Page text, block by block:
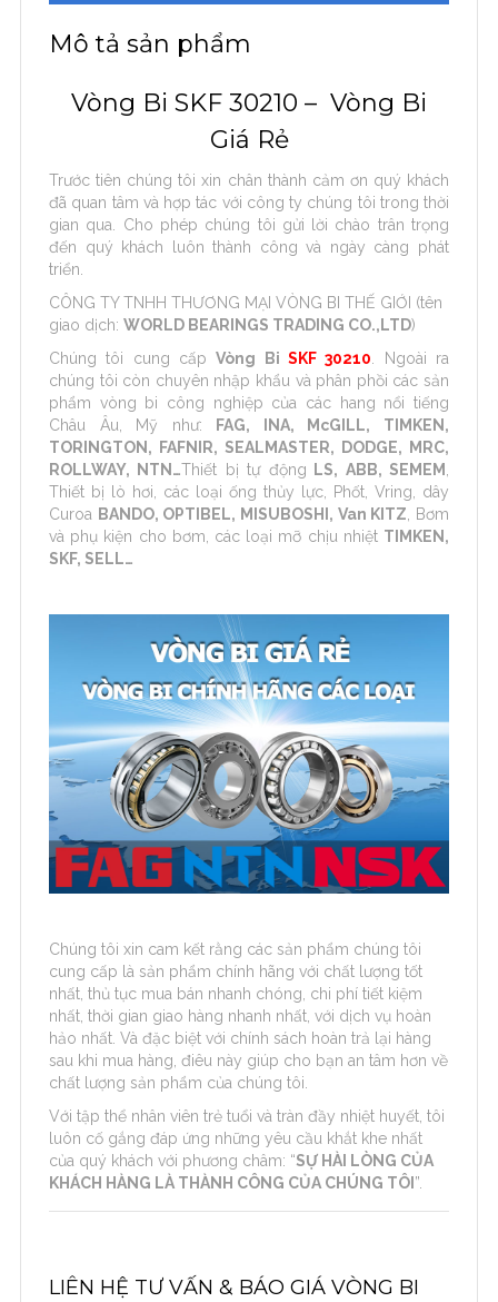
Mô tả sản phẩm
Vòng Bi SKF 30210 – Vòng Bi
Giá Rẻ
Trước tiên chúng tôi xin chân thành cảm ơn quý khách
đã quan tâm và hợp tác với công ty chúng tôi trong thời
gian qua. Cho phép chúng tôi gửi lời chào trân trọng
đến quý khách luôn thành công và ngày càng phát
triển.
CÔNG TY TNHH THƯƠNG MẠI VÒNG BI THẾ GIỚI (tên
giao dịch: WORLD BEARINGS TRADING CO.,LTD)
Chúng tôi cung cấpVòng BiSKF 30210 . Ngoài ra
chúng tôi còn chuyên nhập khẩu và phân phồi các sản
phẩm vòng bi công nghiệp của các hang nổi tiếng
Châu Âu, Mỹ như:
FAG, INA, McGILL, TIMKEN,
TORINGTON, FAFNIR, SEALMASTER, DODGE, MRC,
ROLLWAY, NTN…Thiết bị tự động LS, ABB, SEMEM
Thiết bị lò hơi, các loại ống thủy lực, Phốt, Vring, dây
Curoa BANDO, OPTIBEL, MISUBOSHI, Van KITZ , Bơm
và phụ kiện cho bơm, các loại mỡ chịu nhiệt TIMKEN,
SKF, SELL…
Chúng tôi xin cam kết rằng các sản phẩm chúng tôi
cung cấp là sản phẩm chính hãng với chất lượng tốt
nhất, thủ tục mua bán nhanh chóng, chi phí tiết kiệm
nhất, thời gian giao hàng nhanh nhất, với dịch vụ hoàn
hảo nhất. Và đặc biệt với chính sách hoàn trả lại hàng
sau khi mua hàng, điêu này giúp cho bạn an tâm hơn về
chất lượng sản phẩm của chúng tôi.
Với tập thể nhân viên trẻ tuổi và tràn đầy nhiệt huyết, tôi
luôn cố gắng đáp ứng những yêu cầu khắt khe nhất
của quý khách với phương châm: “SỰ HÀI LÒNG CỦA
KHÁCH HÀNG LÀ THÀNH CÔNG CỦA CHÚNG TÔI ”.
LIÊN HỆ TƯ VẤN & BÁO GIÁ VÒNG BI